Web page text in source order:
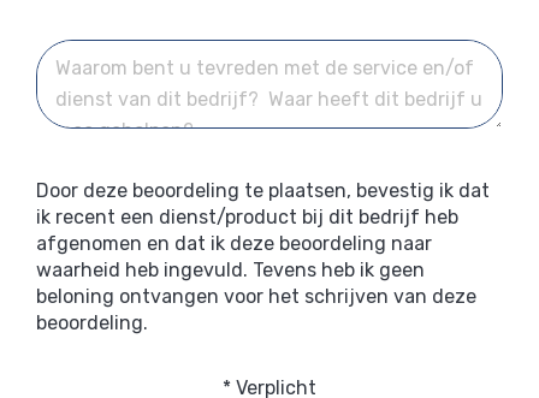
Door deze beoordeling te plaatsen, bevestig ik dat
ik recent een dienst/product bij dit bedrijf heb
afgenomen en dat ik deze beoordeling naar
waarheid heb ingevuld. Tevens heb ik geen
beloning ontvangen voor het schrijven van deze
beoordeling.
* Verplicht